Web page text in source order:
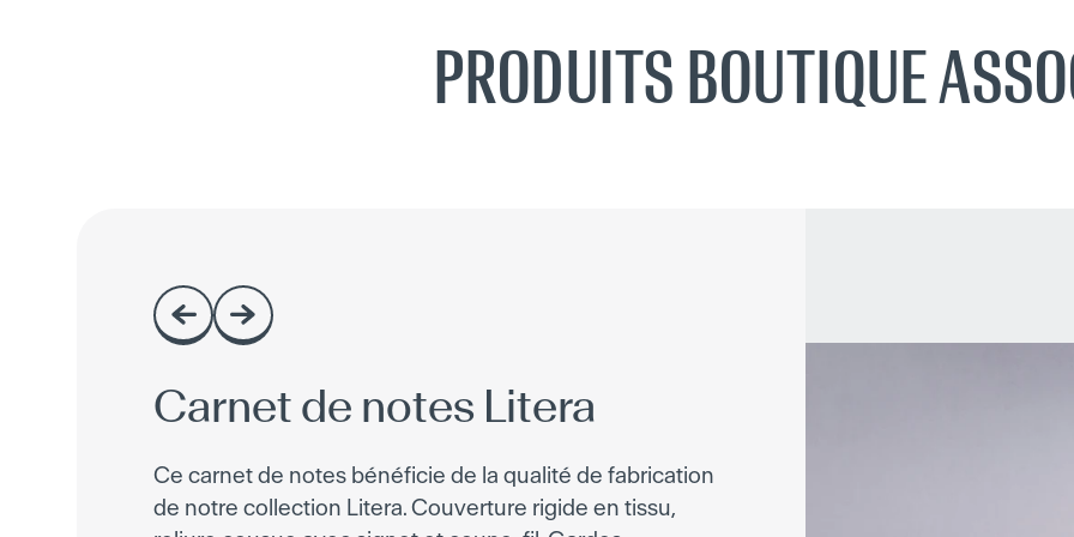
PRODUITS BOUTIQUE
Carnet de notes Litera
Ce carnet de notes bénéficie de la qualité de fabrication
de notre collection Litera. Couverture rigide en tissu,